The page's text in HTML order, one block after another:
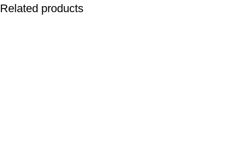
Related products